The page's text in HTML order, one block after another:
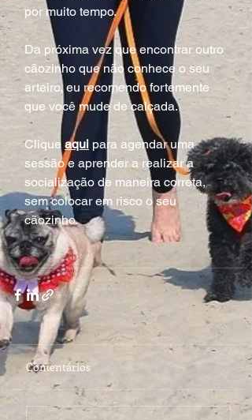
por muito tempo.
Da próxima vez que encontrar outro
cãozinho que não conhece o seu
arteiro, eu recomendo fortemente
que você mude de calçada.
Clique aqui para agendar uma
sessão e aprender a realizar a
socialização de maneira correta,
sem colocar em risco o seu
cãozinho.
Comentários